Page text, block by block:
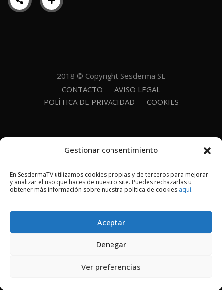
Gestionar consentimiento
En SesdermaTV utilizamos cookies propias y de terceros para mejorar
y analizar el uso que haces de nuestro site. Puedes rechazarlas u
obtener más información sobre nuestra política de cookies aquí.
Aceptar
Denegar
Ver preferencias
2018 © Copyright Sesderma SL
CONTACTO
AVISO LEGAL
POLÍTICA DE PRIVACIDAD
COOKIES